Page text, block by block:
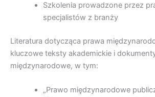
Szkolenia prowadzone przez
specjalistów z branży
Literatura dotycząca prawa
kluczowe teksty akademickie i
międzynarodowe, w tym:
„Prawo międzynarodowe